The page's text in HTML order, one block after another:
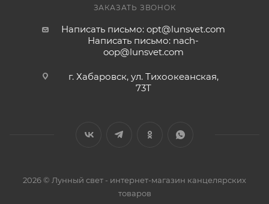
ЗАКАЗАТЬ ЗВОНОК
Написать письмо: opt@lunsvet.com
Написать письмо: nach-
oop@lunsvet.com
г. Хабаровск, ул. Тихоокеанская,
73Т
2026 © Лунный свет - интернет-магазин канцелярских
товаров